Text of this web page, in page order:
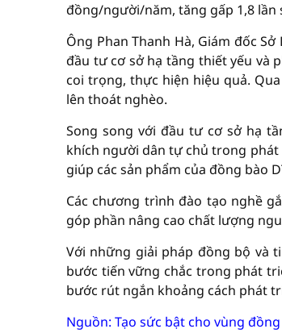
đồng/người/năm, tăng gấp 1,8 lần
Ông Phan Thanh Hà, Giám đốc
đầu tư cơ sở hạ tầng thiết yếu và
coi trọng, thực hiện hiệu quả.
lên thoát nghèo.
Song song với đầu tư cơ sở hạ
khích người dân tự chủ trong
giúp các sản phẩm của đồng bào
Các chương trình đào tạo nghề
góp phần nâng cao chất lượng
Với những giải pháp đồng bộ và
bước tiến vững chắc trong phát
bước rút ngắn khoảng cách phát
Nguồn: Tạo sức bật cho vùng